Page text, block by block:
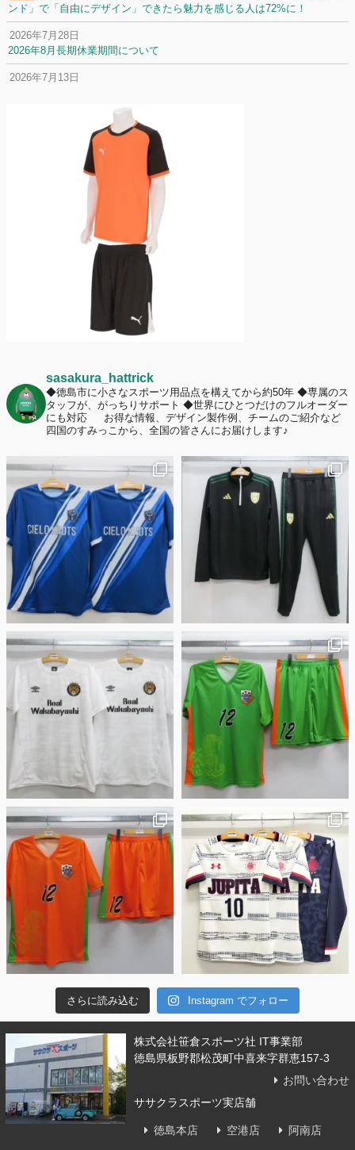
ンド」で「自由にデザイン」できたら魅力を感じる人は72%に！
2026年7月28日
2026年8月長期休業期間について
2026年7月13日
名前入りユニフォームで子どもの自信が「プラスになった」と感じた保
護者は約67%！「やや高いと感じたが納得して購入した」と価値を実感
する声も32.7%に！
応援ユニフォーム、約53％が「会場に一体感があってよい」と回答。チ
ームへの愛情が伝わる応援スタイルとは？
sasakura_hattrick
◆徳島市に小さなスポーツ用品点を構えてから約50年 ◆専属のス
タッフが、がっちりサポート ◆世界にひとつだけのフルオーダー
にも対応
お得な情報、デザイン製作例、チームのご紹介など
四国のすみっこから、全国の皆さんにお届けします♪
さらに読み込む Instagram でフォロー
株式会社笹倉スポーツ社 IT事業部
徳島県板野郡松茂町中喜来字群恵157-3
お問い合わせ
ササクラスポーツ実店舗
徳島本店 空港店 阿南店